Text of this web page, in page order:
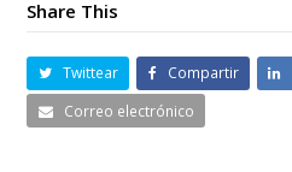
Share This
Twittear Compartir
Correo electrónico